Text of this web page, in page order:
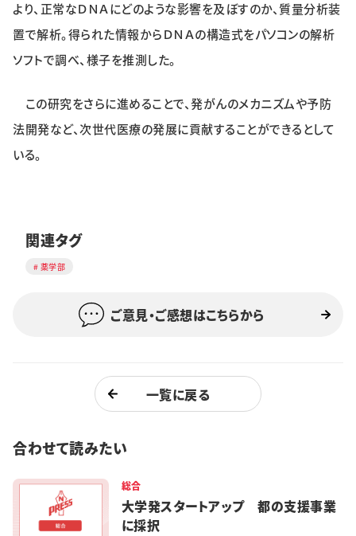
より、正常なＤＮＡにどのような影響を及ぼすのか、質量分析装
置で解析。得られた情報からＤＮＡの構造式をパソコンの解析
ソフトで調べ、様子を推測した。
この研究をさらに進めることで、発がんのメカニズムや予防
法開発など、次世代医療の発展に貢献することができるとして
いる。
関連タグ
薬学部
ご意見・ご感想はこちらから
一覧に戻る
合わせて読みたい
総合
大学発スタートアップ 都の支援事業
に採択